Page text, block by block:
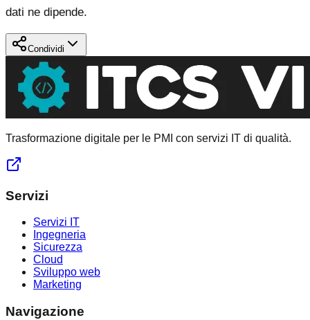
dati ne dipende.
Condividi
Trasformazione digitale per le PMI con servizi IT di qualità.
Servizi
Servizi IT
Ingegneria
Sicurezza
Cloud
Sviluppo web
Marketing
Navigazione